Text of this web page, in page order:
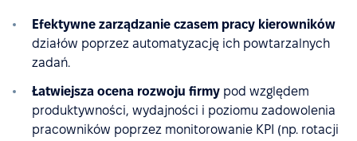
Efektywne zarządzanie czasem pracy kierowników
działów poprzez automatyzację ich powtarzalnych
zadań.
Łatwiejsza ocena rozwoju firmy pod względem
produktywności, wydajności i poziomu zadowolenia
pracowników poprzez monitorowanie KPI (np. rotacji